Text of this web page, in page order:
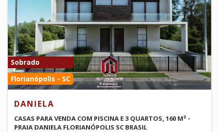
Sobrado
Florianópolis - SC
DANIELA
CASAS PARA VENDA COM PISCINA E 3 QUARTOS, 160 M² -
PRAIA DANIELA FLORIANÓPOLIS SC BRASIL